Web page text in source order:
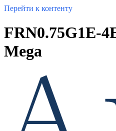
Перейти к контенту
FRN0.75G1E-
Mega